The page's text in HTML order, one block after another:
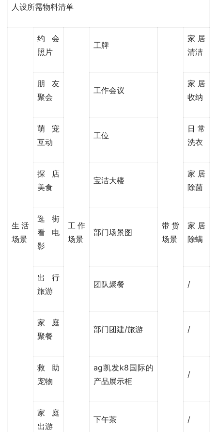
人设所需物料清单
生活
场景
约会
照片
工作
场景
工牌
带货
场景
家居
清洁
朋友
聚会
工作会议
家居
收纳
萌宠
互动
工位
日常
洗衣
探店
美食
宝洁大楼
家居
除菌
逛街
看电
影
部门场景图
家居
除螨
出行
旅游
团队聚餐 /
家庭
聚餐
部门团建/旅游 /
救助
宠物
ag凯发k8国际的
产品展示柜​​​
/
家庭
出游
下午茶 /